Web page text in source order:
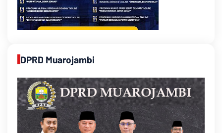
DPRD Muarojambi